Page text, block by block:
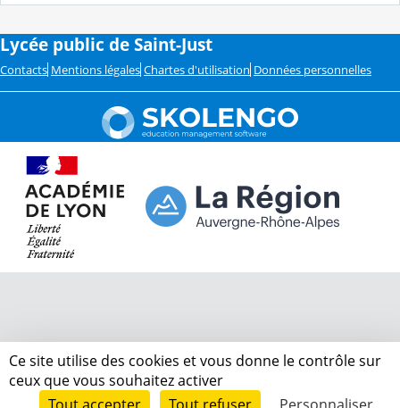
Lycée public de Saint-Just
Contacts Mentions légales Chartes d'utilisation Données personnelles
Ce site utilise des cookies et vous donne le contrôle sur
ceux que vous souhaitez activer